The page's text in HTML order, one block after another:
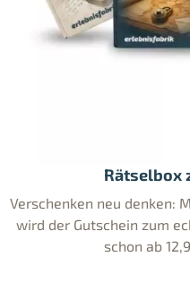
Rätselbox
Verschenken neu denken:
wird der Gutschein zum
schon ab